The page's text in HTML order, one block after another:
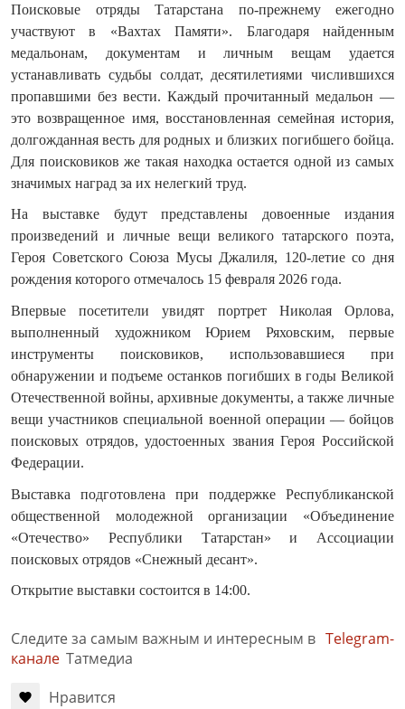
Поисковые отряды Татарстана по-прежнему ежегодно
участвуют в «Вахтах Памяти». Благодаря найденным
медальонам, документам и личным вещам удается
устанавливать судьбы солдат, десятилетиями числившихся
пропавшими без вести. Каждый прочитанный медальон —
это возвращенное имя, восстановленная семейная история,
долгожданная весть для родных и близких погибшего бойца.
Для поисковиков же такая находка остается одной из самых
значимых наград за их нелегкий труд.
На выставке будут представлены довоенные издания
произведений и личные вещи великого татарского поэта,
Героя Советского Союза Мусы Джалиля, 120-летие со дня
рождения которого отмечалось 15 февраля 2026 года.
Впервые посетители увидят портрет Николая Орлова,
выполненный художником Юрием Ряховским, первые
инструменты поисковиков, использовавшиеся при
обнаружении и подъеме останков погибших в годы Великой
Отечественной войны, архивные документы, а также личные
вещи участников специальной военной операции — бойцов
поисковых отрядов, удостоенных звания Героя Российской
Федерации.
Выставка подготовлена при поддержке Республиканской
общественной молодежной организации «Объединение
«Отечество» Республики Татарстан» и Ассоциации
поисковых отрядов «Снежный десант».
Открытие выставки состоится в 14:00.
Следите за самым важным и интересным в Telegram-
канале Татмедиа
Нравится